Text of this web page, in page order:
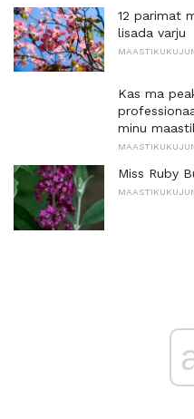
12 parimat
lisada varju
Kas ma
minu
Miss Ruby